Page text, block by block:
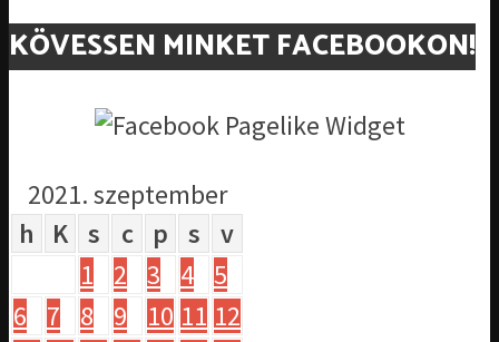
KÖVESSEN MINKET FACEBOOKON!
2021. szeptember
h
K s c p s
v
1
2 3 4 5
6
7 8 9 10 11 12